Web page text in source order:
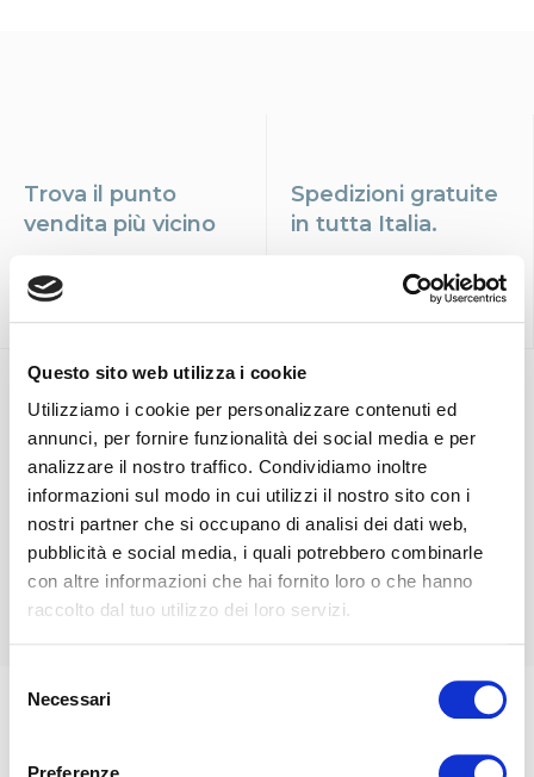
Questo sito web utilizza i cookie
Utilizziamo i cookie per personalizzare contenuti ed
annunci, per fornire funzionalità dei social media e per
analizzare il nostro traffico. Condividiamo inoltre
informazioni sul modo in cui utilizzi il nostro sito con i
nostri partner che si occupano di analisi dei dati web,
pubblicità e social media, i quali potrebbero combinarle
con altre informazioni che hai fornito loro o che hanno
raccolto dal tuo utilizzo dei loro servizi.
delNecessari
Preferenze
Trova il punto
vendita più vicino
Scopri di più
Spedizioni gratuite
in tutta Italia.
Scopri la consegna
più adatta a te.
Scopri di più
Contatta il nostro
customer care.
Scopri di più